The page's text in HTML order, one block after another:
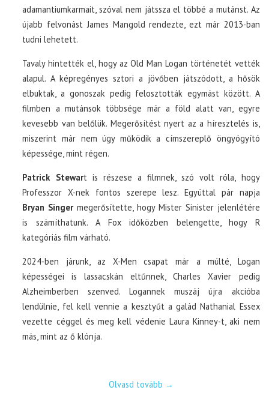
adamantiumkarmait, szóval nem játssza el többé a mutánst. Az
újabb felvonást James Mangold rendezte, ezt már 2013-ban
tudni lehetett.
Tavaly hintették el, hogy az Old Man Logan történetét vették
alapul. A képregényes sztori a jövőben játszódott, a hősök
elbuktak, a gonoszak pedig felosztották egymást között. A
filmben a mutánsok többsége már a föld alatt van, egyre
kevesebb van belőlük. Megerősítést nyert az a híresztelés is,
miszerint már nem úgy működik a címszereplő öngyógyító
képessége, mint régen.
Patrick Stewart is részese a filmnek, szó volt róla, hogy
Professzor X-nek fontos szerepe lesz. Egyúttal pár napja
Bryan Singermegerősítette, hogy Mister Sinister jelenlétére
is számíthatunk. A Fox időközben belengette, hogy R
kategóriás film várható.
2024-ben járunk, az X-Men csapat már a múlté, Logan
képességei is lassacskán eltűnnek, Charles Xavier pedig
Alzheimberben szenved. Logannek muszáj újra akcióba
lendülnie, fel kell vennie a kesztyűt a galád Nathanial Essex
vezette céggel és meg kell védenie Laura Kinney-t, aki nem
más, mint az ő klónja.
Olvasd tovább →